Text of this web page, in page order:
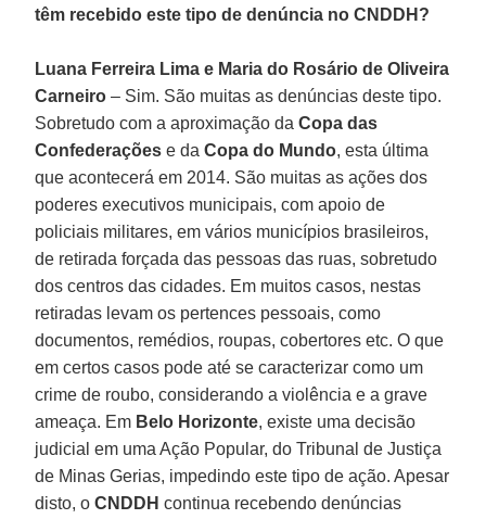
têm recebido este tipo de denúncia no CNDDH?
Luana Ferreira Lima e Maria do Rosário de Oliveira
Carneiro – Sim. São muitas as denúncias deste tipo.
Sobretudo com a aproximação daCopa das
Confederações e daCopa do Mundo, esta última
que acontecerá em 2014. São muitas as ações dos
poderes executivos municipais, com apoio de
policiais militares, em vários municípios brasileiros,
de retirada forçada das pessoas das ruas, sobretudo
dos centros das cidades. Em muitos casos, nestas
retiradas levam os pertences pessoais, como
documentos, remédios, roupas, cobertores etc. O que
em certos casos pode até se caracterizar como um
crime de roubo, considerando a violência e a grave
ameaça. Em Belo Horizonte, existe uma decisão
judicial em uma Ação Popular, do Tribunal de Justiça
de Minas Gerias, impedindo este tipo de ação. Apesar
disto, oCNDDHcontinua recebendo denúncias